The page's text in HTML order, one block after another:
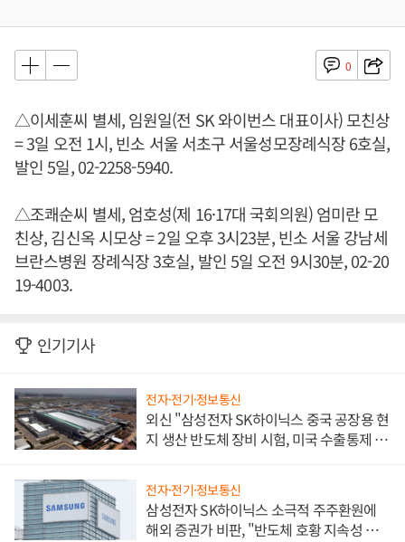
0
△이세훈씨 별세, 임원일(전 SK 와이번스 대표이사) 모친상
= 3일 오전 1시, 빈소 서울 서초구 서울성모장례식장 6호실,
발인 5일, 02-2258-5940.
△조쾌순씨 별세, 엄호성(제 16·17대 국회의원) 엄미란 모
친상, 김신옥 시모상 = 2일 오후 3시23분, 빈소 서울 강남세
브란스병원 장례식장 3호실, 발인 5일 오전 9시30분, 02-20
19-4003.
인기기사
전자·전기·정보통신
외신 "삼성전자 SK하이닉스 중국 공장용 현
지 생산 반도체 장비 시험, 미국 수출통제 대
전자·전기·정보통신
삼성전자 SK하이닉스 소극적 주주환원에
해외 증권가 비판, "반도체 호황 지속성 의